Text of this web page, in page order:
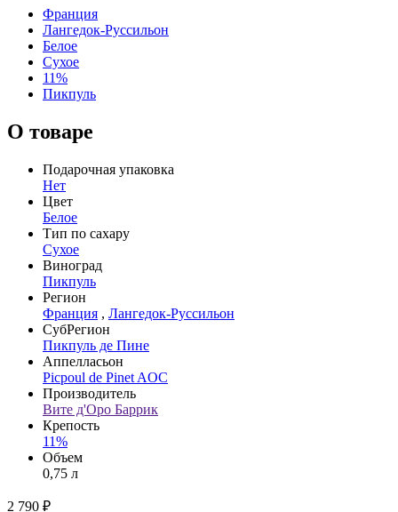
Франция
Лангедок-Руссильон
Белое
Сухое
11%
Пикпуль
О товаре
Подарочная упаковка
Нет
Цвет
Белое
Тип по сахару
Сухое
Виноград
Пикпуль
Регион
Франция , Лангедок-Руссильон
СубРегион
Пикпуль де Пине
Аппелласьон
Picpoul de Pinet AOC
Производитель
Вите д'Оро Баррик
Крепость
11%
Объем
0,75 л
2 790 ₽